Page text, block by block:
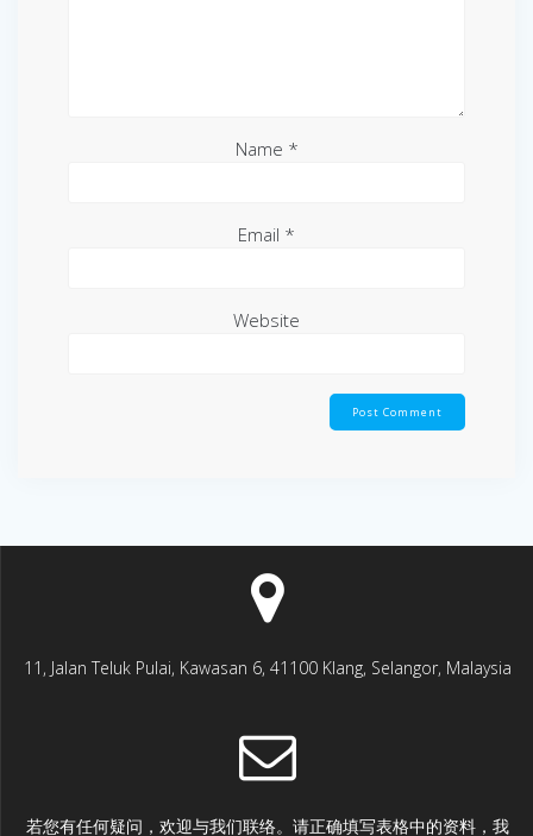
Name *
Email *
Website
11, Jalan Teluk Pulai, Kawasan 6, 41100 Klang, Selangor, Malaysia
若您有任何疑问，欢迎与我们联络。请正确填写表格中的资料，我